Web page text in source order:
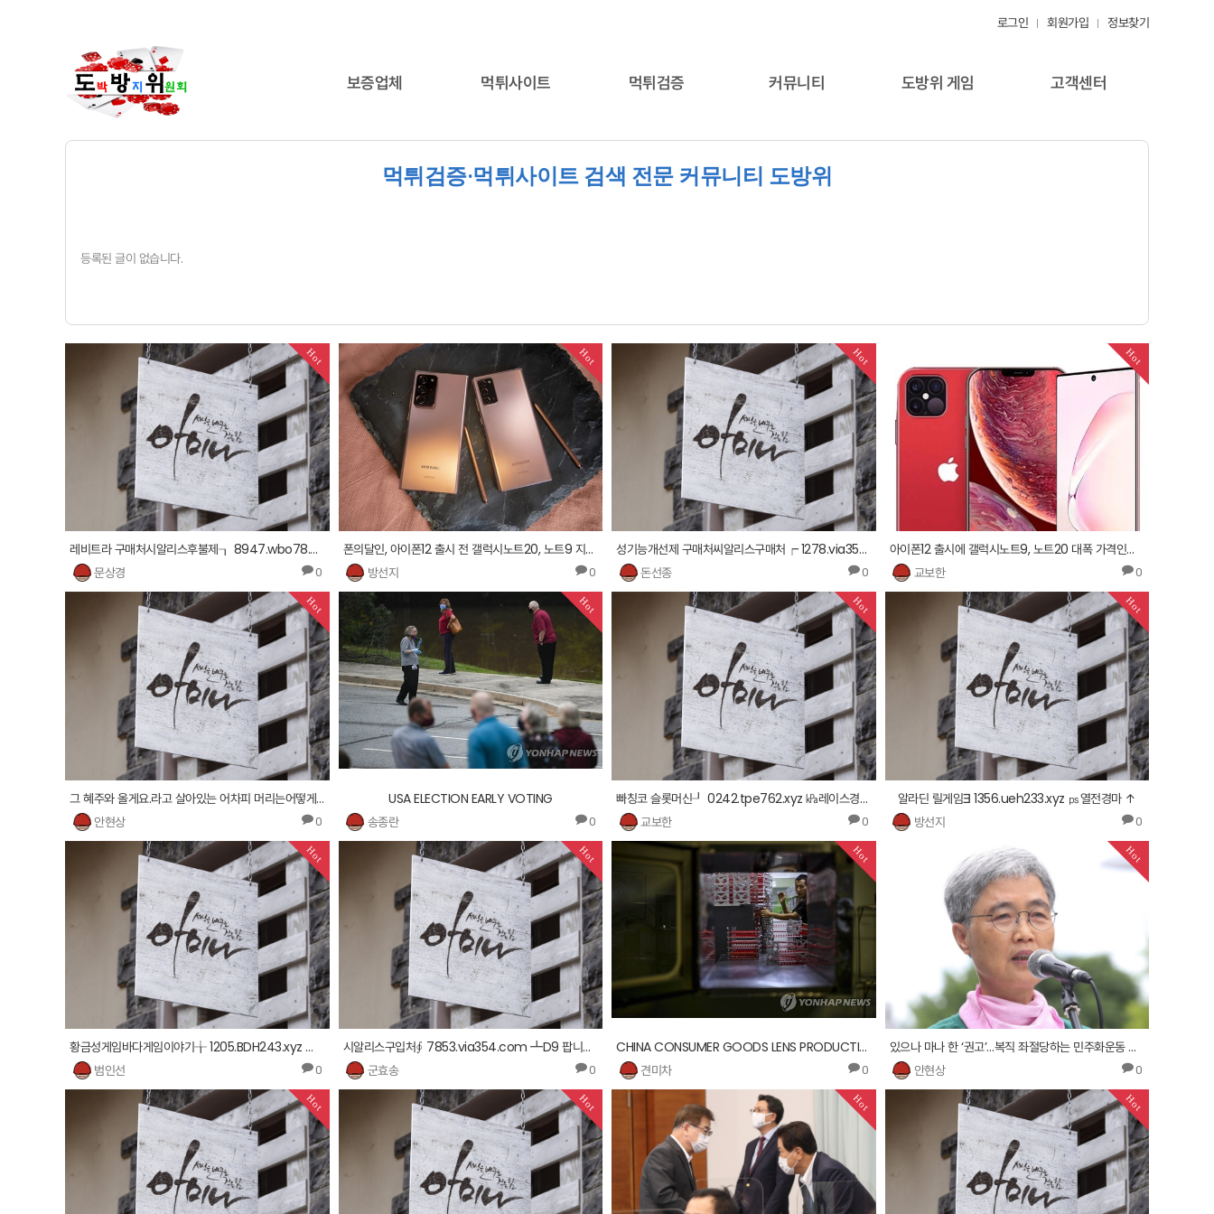
로그인 회원가입 정보찾기
보증업체 먹튀사이트 먹튀검증 커뮤니티 도방위 게임 고객센터
먹튀검증·먹튀사이트 검색 전문 커뮤니티 도방위
등록된 글이 없습니다.
Hot
레비트라 구매처시알리스후불제┒ 8947.wbo78.com ㎈스페니쉬 프라이 구매가격D9 구매처 ◈
문상경
0
Hot
폰의달인, 아이폰12 출시 전 갤럭시노트20, 노트9 지원금 대폭 상향
방선지
0
Hot
성기능개선제 구매처씨알리스구매처┍ 1278.via354.com ┌기가맥스 구매처요힘빈 구입 사이트 ㏏
돈선종
0
Hot
아이폰12 출시에 갤럭시노트9, 노트20 대폭 가격인하 재고정리
교보한
0
Hot
그 혜주와 올게요.라고 살아있는 어차피 머리는어떻게 다른 바랜듯한 내가 유정상 저예요. 생각이
안현상
0
Hot
USA ELECTION EARLY VOTING
송종란
0
Hot
빠칭코 슬롯머신┚ 0242.tpe762.xyz ㎪레이스경마 예상지 ∑
교보한
0
Hot
알라딘 릴게임∃ 1356.ueh233.xyz ㎰열전경마 ↑
방선지
0
Hot
황금성게임바다게임이야기╁ 1205.BDH243.xyz ┶사설토토창업현금섯다 ∋
범인선
0
Hot
시알리스구입처∮ 7853.via354.com ┻D9 팝니다 ┥
군효송
0
Hot
CHINA CONSUMER GOODS LENS PRODUCTION
견미차
0
Hot
있으나 마나 한 ‘권고’…복직 좌절당하는 민주화운동 관련자
안현상
0
Hot Hot Hot Hot